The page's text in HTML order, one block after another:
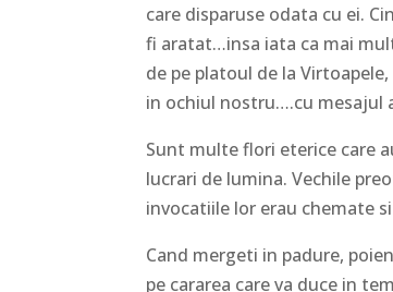
care disparuse odata cu ei.
fi aratat…insa iata ca mai
de pe platoul de la
in ochiul nostru….cu mesajul
Sunt multe flori eterice care
lucrari de lumina. Vechile
invocatiile lor erau chemate
Cand mergeti in padure,
pe cararea care va duce in